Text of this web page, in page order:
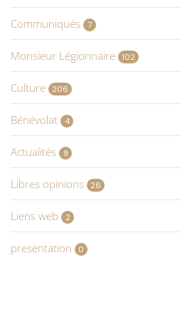
Communiqués 7
Monsieur Légionnaire 102
Culture 206
Bénévolat 4
Actualités 9
Libres opinions 26
Liens web 2
presentation 0